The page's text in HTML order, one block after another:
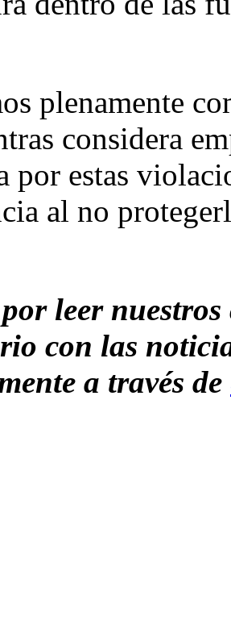
plenamente
considera
por estas
al no
leer
con las
a través de